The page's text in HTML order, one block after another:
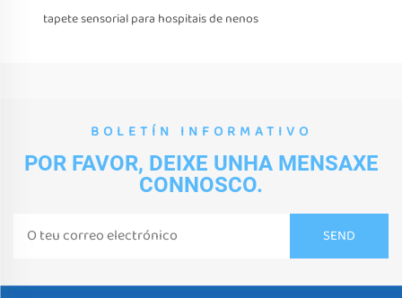
tapete sensorial para hospitais de nenos
BOLETÍN INFORMATIVO
POR FAVOR, DEIXE UNHA MENSAXE
CONNOSCO.